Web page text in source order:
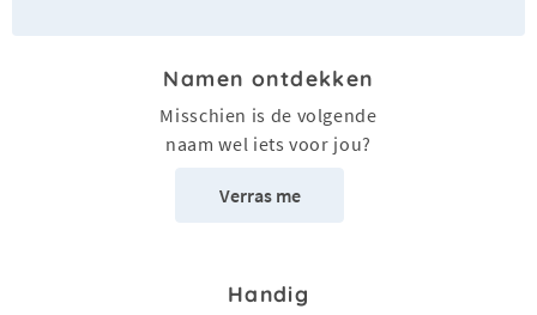
Namen ontdekken
Misschien is de volgende
naam wel iets voor jou?
Verras me
Handig